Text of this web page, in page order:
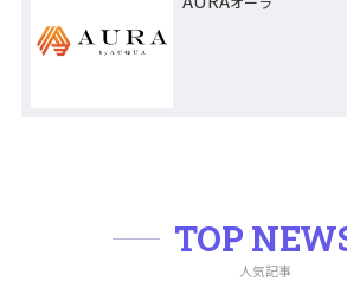
TOP
人気記事